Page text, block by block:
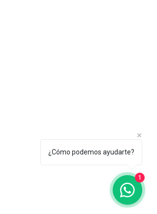
¿Cómo podemos ayudarte?
1